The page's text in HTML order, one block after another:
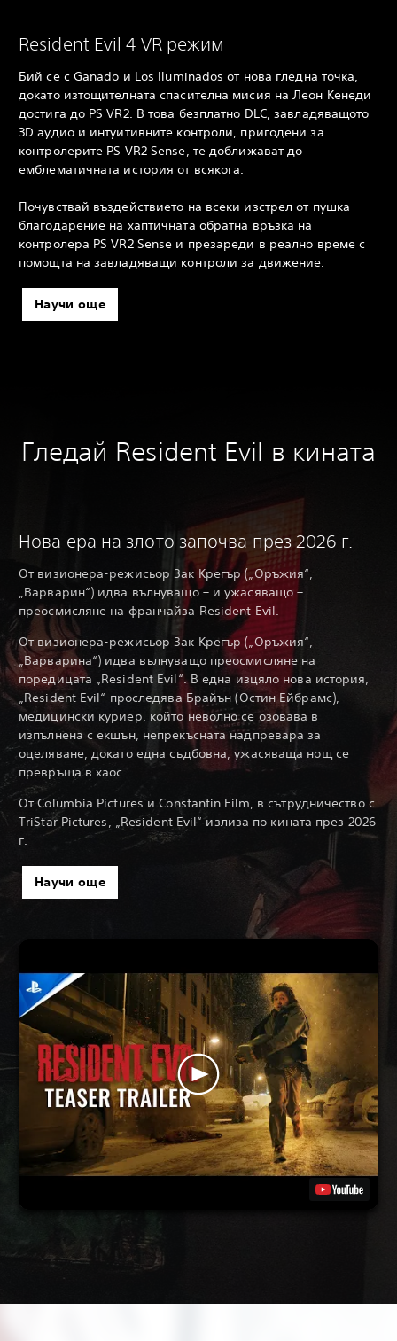
Resident Evil 4 VR режим
Бий се с Ganado и Los Iluminados от нова гледна точка,
докато изтощителната спасителна мисия на Леон Кенеди
достига до PS VR2. В това безплатно DLC, завладяващото
3D аудио и интуитивните контроли, пригодени за
контролерите PS VR2 Sense, те доближават до
емблематичната история от всякога.
Почувствай въздействието на всеки изстрел от пушка
благодарение на хаптичната обратна връзка на
контролера PS VR2 Sense и презареди в реално време с
помощта на завладяващи контроли за движение.
Научи още
Гледай Resident Evil в кината
Нова ера на злото започва през 2026 г.
От визионера-режисьор Зак Крегър („Оръжия“,
„Варварин“) идва вълнуващо – и ужасяващо –
преосмисляне на франчайза Resident Evil.
От визионера-режисьор Зак Крегър („Оръжия“,
„Варварина“) идва вълнуващо преосмисляне на
поредицата „Resident Evil“. В една изцяло нова история,
„Resident Evil“ проследява Брайън (Остин Ейбрамс),
медицински куриер, който неволно се озовава в
изпълнена с екшън, непрекъсната надпревара за
оцеляване, докато една съдбовна, ужасяваща нощ се
превръща в хаос.
От Columbia Pictures и Constantin Film, в сътрудничество с
TriStar Pictures, „Resident Evil“ излиза по кината през 2026
г.
Научи още